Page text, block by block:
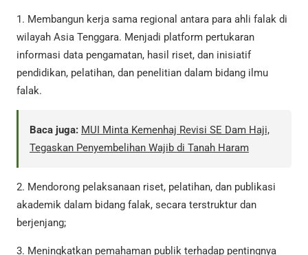
1. Membangun kerja sama regional antara para ahli falak di
wilayah Asia Tenggara. Menjadi platform pertukaran
informasi data pengamatan, hasil riset, dan inisiatif
pendidikan, pelatihan, dan penelitian dalam bidang ilmu
falak.
Baca juga: MUI Minta Kemenhaj Revisi SE Dam Haji,
Tegaskan Penyembelihan Wajib di Tanah Haram
2. Mendorong pelaksanaan riset, pelatihan, dan publikasi
akademik dalam bidang falak, secara terstruktur dan
berjenjang;
3. Meningkatkan pemahaman publik terhadap pentingnya